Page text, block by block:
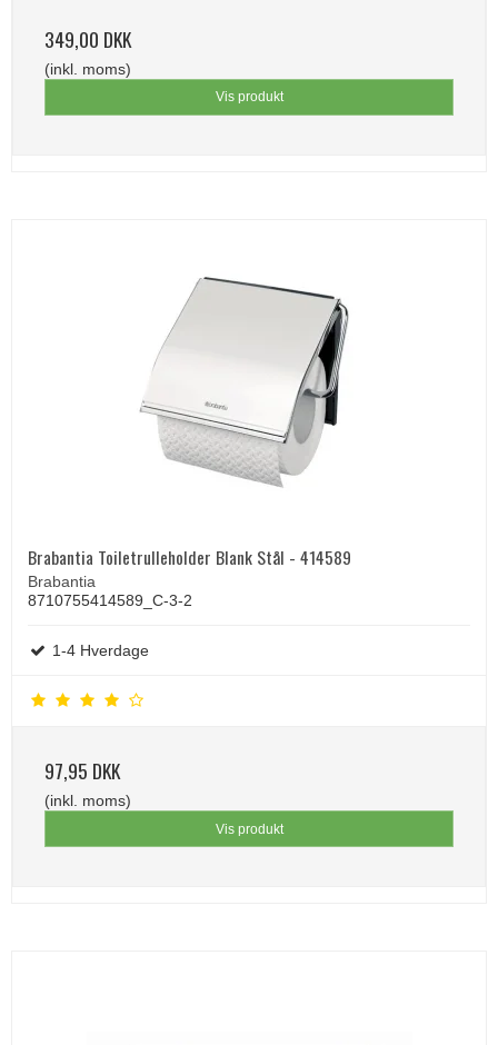
349,00 DKK
(inkl. moms)
Vis produkt
Brabantia Toiletrulleholder Blank Stål - 414589
Brabantia
8710755414589_C-3-2
1-4 Hverdage
97,95 DKK
(inkl. moms)
Vis produkt